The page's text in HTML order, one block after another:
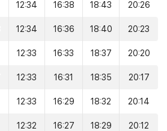
12:34 16:38 18:43 20:26
12:34 16:36 18:40 20:23
12:33 16:33 18:37 20:20
12:33 16:31 18:35 20:17
12:33 16:29 18:32 20:14
12:32 16:27 18:29 20:12